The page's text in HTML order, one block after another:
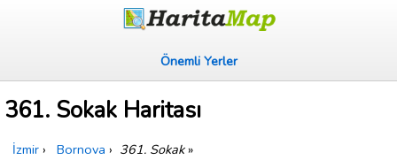
Önemli Yerler
361. Sokak Haritası
İzmir › Bornova › 361. Sokak»